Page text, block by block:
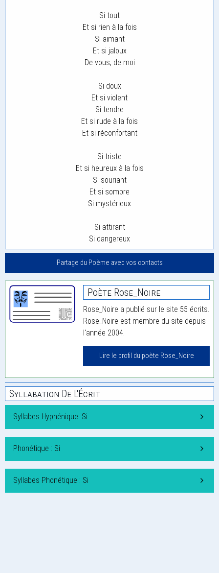
Si tout
Et si rien à la fois
Si aimant
Et si jaloux
De vous, de moi
Si doux
Et si violent
Si tendre
Et si rude à la fois
Et si réconfortant
Si triste
Et si heureux à la fois
Si souriant
Et si sombre
Si mystérieux
Si attirant
Si dangereux
Partage du Poème avec vos contacts
Poète Rose_Noire
Rose_Noire a publié sur le site 55 écrits.
Rose_Noire est membre du site depuis
l'année 2004.
Lire le profil du poète Rose_Noire
Syllabation De L'Écrit
Syllabes Hyphénique: Si
Phonétique : Si
Syllabes Phonétique : Si